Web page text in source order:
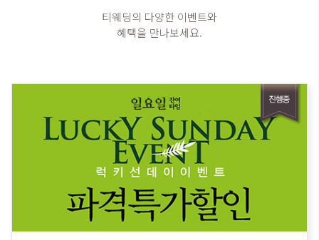
티웨딩의 다양한 이벤트와
혜택을 만나보세요.